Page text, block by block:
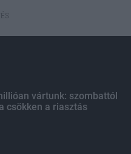
vártunk: szombattól
csökken a riasztás